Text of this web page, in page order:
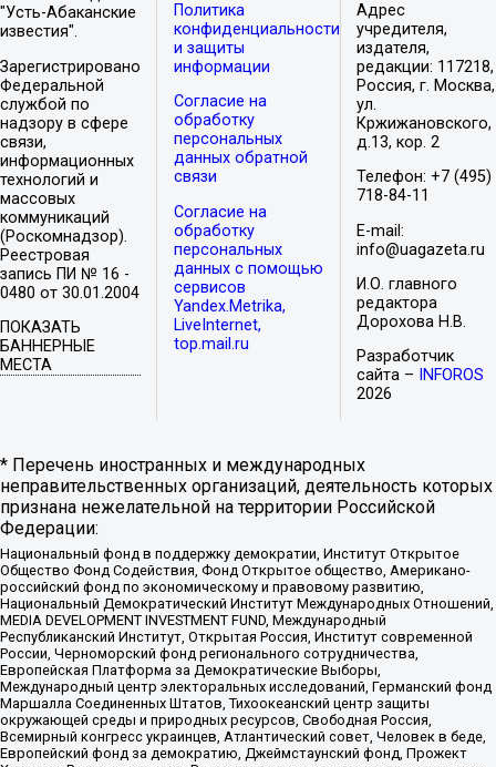
"Усть-Абаканские
известия".
Зарегистрировано
Федеральной
службой по
надзору в сфере
связи,
информационных
технологий и
массовых
коммуникаций
(Роскомнадзор).
Реестровая
запись ПИ № 16 -
0480 от 30.01.2004
ПОКАЗАТЬ
БАННЕРНЫЕ
МЕСТА
Политика
конфиденциальности
и защиты
информации
Согласие на
обработку
персональных
данных обратной
связи
Согласие на
обработку
персональных
данных с помощью
сервисов
Yandex.Metrika,
LiveInternet,
top.mail.ru
Адрес
учредителя,
издателя,
редакции: 117218,
Россия, г. Москва,
ул.
Кржижановского,
д.13, кор. 2
Телефон: +7 (495)
718-84-11
E-mail:
info@uagazeta.ru
И.О. главного
редактора
Дорохова Н.В.
Разработчик
сайта –
INFOROS
2026
* Перечень иностранных и международных
неправительственных организаций, деятельность которых
признана нежелательной на территории Российской
Федерации:
Национальный фонд в поддержку демократии, Институт Открытое
Общество Фонд Содействия, Фонд Открытое общество, Американо-
российский фонд по экономическому и правовому развитию,
Национальный Демократический Институт Международных Отношений,
MEDIA DEVELOPMENT INVESTMENT FUND, Международный
Республиканский Институт, Открытая Россия, Институт современной
России, Черноморский фонд регионального сотрудничества,
Европейская Платформа за Демократические Выборы,
Международный центр электоральных исследований, Германский фонд
Маршалла Соединенных Штатов, Тихоокеанский центр защиты
окружающей среды и природных ресурсов, Свободная Россия,
Всемирный конгресс украинцев, Атлантический совет, Человек в беде,
Европейский фонд за демократию, Джеймстаунский фонд, Прожект